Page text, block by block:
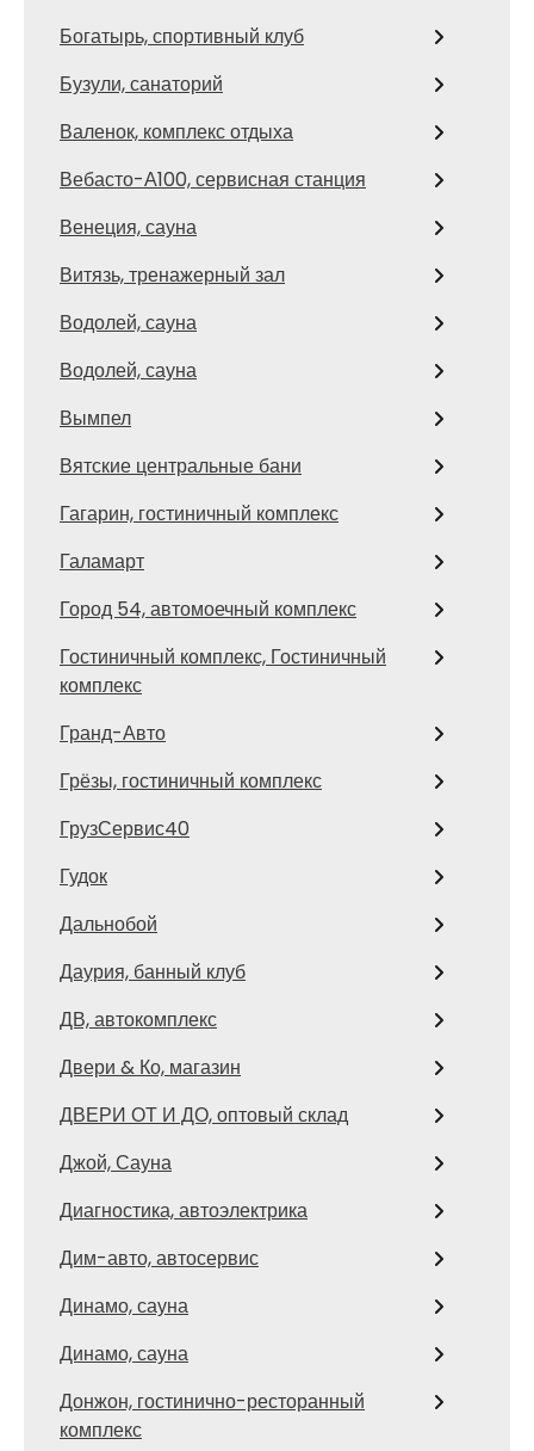
Богатырь, спортивный клуб
Бузули, санаторий
Валенок, комплекс отдыха
Вебасто-А100, сервисная станция
Венеция, сауна
Витязь, тренажерный зал
Водолей, сауна
Водолей, сауна
Вымпел
Вятские центральные бани
Гагарин, гостиничный комплекс
Галамарт
Город 54, автомоечный комплекс
Гостиничный комплекс, Гостиничный
комплекс
Гранд-Авто
Грёзы, гостиничный комплекс
ГрузСервис40
Гудок
Дальнобой
Даурия, банный клуб
ДВ, автокомплекс
Двери & Ко, магазин
ДВЕРИ ОТ И ДО, оптовый склад
Джой, Сауна
Диагностика, автоэлектрика
Дим-авто, автосервис
Динамо, сауна
Динамо, сауна
Донжон, гостинично-ресторанный
комплекс